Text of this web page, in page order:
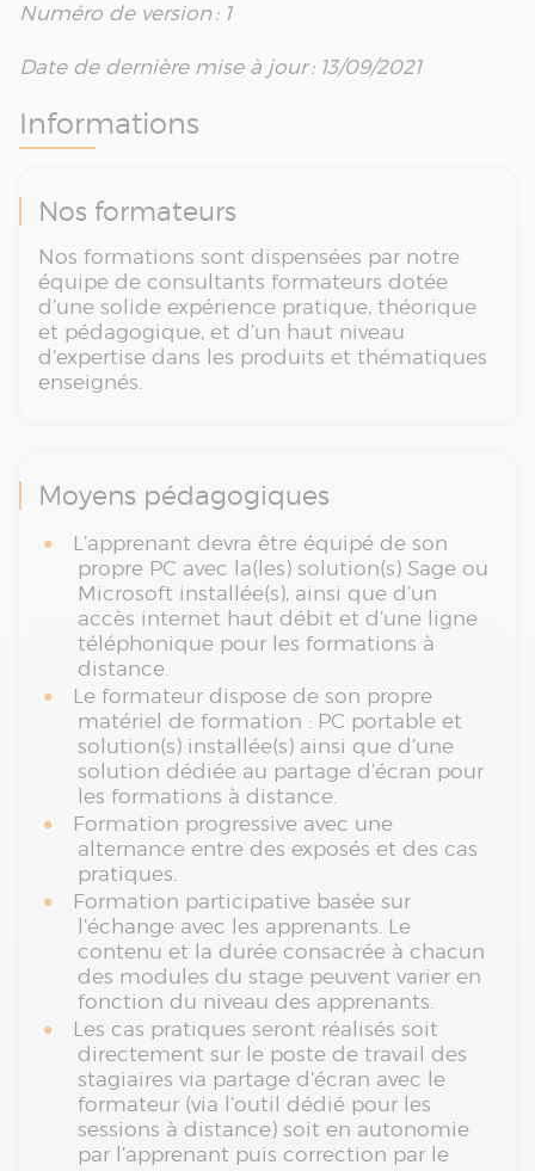
Numéro de version : 1
Date de dernière mise à jour : 13/09/2021
Informations
Nos formateurs
Nos formations sont dispensées par notre
équipe de consultants formateurs dotée
d’une solide expérience pratique, théorique
et pédagogique, et d’un haut niveau
d’expertise dans les produits et thématiques
enseignés.
Moyens pédagogiques
L’apprenant devra être équipé de son
propre PC avec la(les) solution(s) Sage ou
Microsoft installée(s), ainsi que d’un
accès internet haut débit et d’une ligne
téléphonique pour les formations à
distance.
Le formateur dispose de son propre
matériel de formation : PC portable et
solution(s) installée(s) ainsi que d’une
solution dédiée au partage d’écran pour
les formations à distance.
Formation progressive avec une
alternance entre des exposés et des cas
pratiques.
Formation participative basée sur
l’échange avec les apprenants. Le
contenu et la durée consacrée à chacun
des modules du stage peuvent varier en
fonction du niveau des apprenants.
Les cas pratiques seront réalisés soit
directement sur le poste de travail des
stagiaires via partage d’écran avec le
formateur (via l’outil dédié pour les
sessions à distance) soit en autonomie
par l’apprenant puis correction par le